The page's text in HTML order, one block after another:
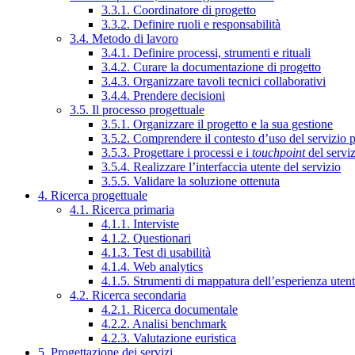
3.3.1. Coordinatore di progetto
3.3.2. Definire ruoli e responsabilità
3.4. Metodo di lavoro
3.4.1. Definire processi, strumenti e rituali
3.4.2. Curare la documentazione di progetto
3.4.3. Organizzare tavoli tecnici collaborativi
3.4.4. Prendere decisioni
3.5. Il processo progettuale
3.5.1. Organizzare il progetto e la sua gestione
3.5.2. Comprendere il contesto d’uso del servizio
3.5.3. Progettare i processi e i touchpointdel
3.5.4. Realizzare l’interfaccia utente del servizio
3.5.5. Validare la soluzione ottenuta
4. Ricerca progettuale
4.1. Ricerca primaria
4.1.1. Interviste
4.1.2. Questionari
4.1.3. Test di usabilità
4.1.4. Web analytics
4.1.5. Strumenti di mappatura dell’esperienza
4.2. Ricerca secondaria
4.2.1. Ricerca documentale
4.2.2. Analisi benchmark
4.2.3. Valutazione euristica
5. Progettazione dei servizi